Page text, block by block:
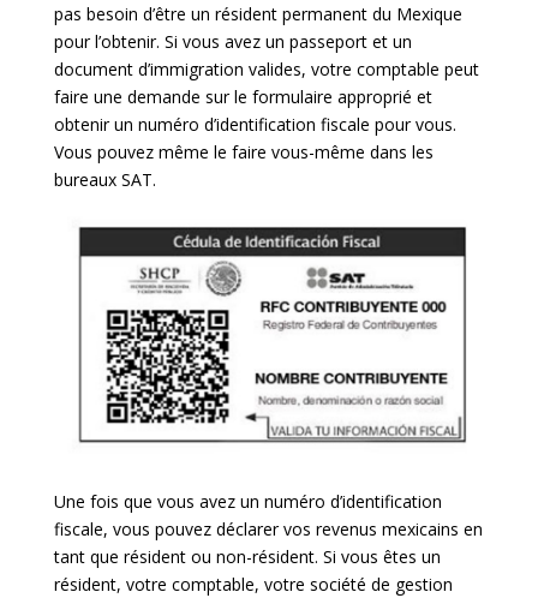
pas besoin d’être un résident permanent du Mexique
pour l’obtenir. Si vous avez un passeport et un
document d’immigration valides, votre comptable peut
faire une demande sur le formulaire approprié et
obtenir un numéro d’identification fiscale pour vous.
Vous pouvez même le faire vous-même dans les
bureaux SAT.
Une fois que vous avez un numéro d’identification
fiscale, vous pouvez déclarer vos revenus mexicains en
tant que résident ou non-résident. Si vous êtes un
résident, votre comptable, votre société de gestion